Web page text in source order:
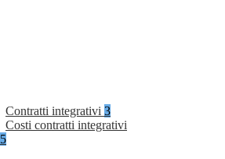
Contratti integrativi 3
Costi contratti integrativi
5